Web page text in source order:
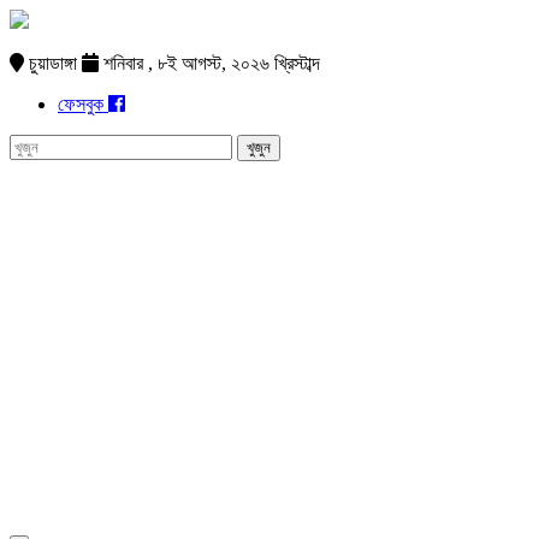
চুয়াডাঙ্গা
শনিবার , ৮ই আগস্ট, ২০২৬ খ্রিস্টাব্দ
ফেসবুক